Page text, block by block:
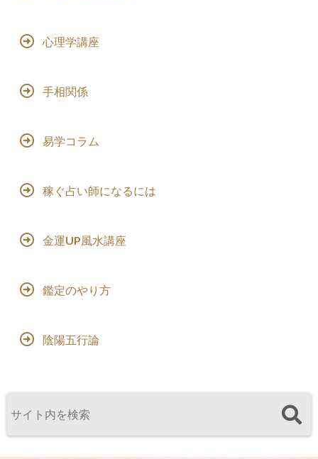
心理学講座
手相関係
易学コラム
稼ぐ占い師になるには
金運UP風水講座
鑑定のやり方
陰陽五行論